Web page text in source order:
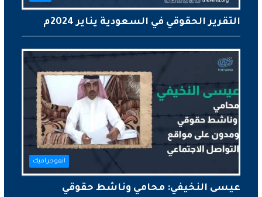
التقرير الحقوقي في السعودية يناير 2024م
انفوجرافيك
عيسى النخيفي: محامي وناشط حقوقي